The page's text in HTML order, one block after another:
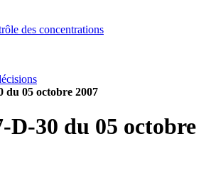
des concentrations
du 05 octobre 2007
D-30 du 05 octobre